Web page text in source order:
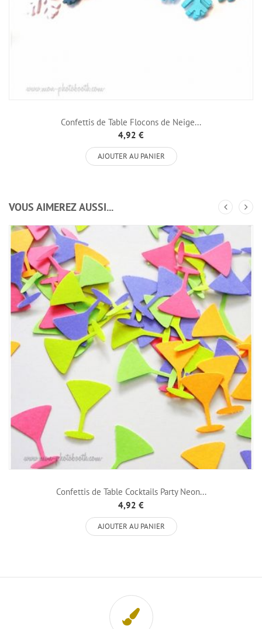
Confettis de Table Flocons de Neige...
4,92 €
AJOUTER AU PANIER
VOUS AIMEREZ AUSSI...
Confettis de Table Cocktails Party Neon...
4,92 €
AJOUTER AU PANIER